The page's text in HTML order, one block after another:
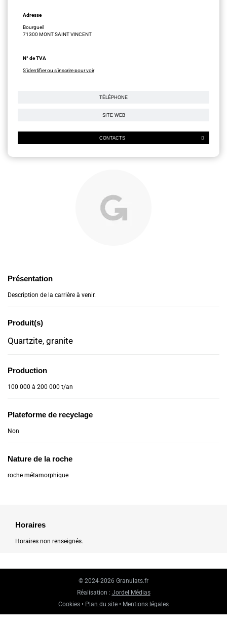
Adresse
Bourgueil
71300 MONT SAINT VINCENT
N° de TVA
S'identifier ou s'inscrire pour voir
TÉLÉPHONE
SITE WEB
CONTACTS
Présentation
Description de la carrière à venir.
Produit(s)
Quartzite, granite
Production
100 000 à 200 000 t/an
Plateforme de recyclage
Non
Nature de la roche
roche métamorphique
Horaires
Horaires non renseignés.
© 2024-2026 Granulats.fr
Réalisation : Jordel Médias
Cookies • Plan du site • Mentions légales